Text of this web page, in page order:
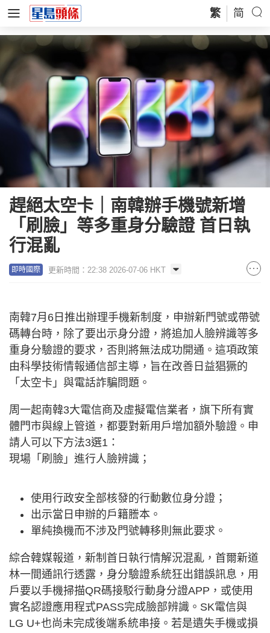
繁 简
趕絕太空卡｜南韓辦手機號新增
「刷臉」等多重身分驗證 首日執
行混亂
即時國際 更新時間：22:38 2026-07-06 HKT
南韓7月6日推出辦理手機新制度，申辦新門號或帶號
碼轉台時，除了要出示身分證，將追加人臉辨識等多
重身分驗證的要求，否則將無法成功開通。這項政策
由科學技術情報通信部主導，旨在改善日益猖獗的
「太空卡」與電話詐騙問題。
周一起南韓3大電信商及虛擬電信業者，旗下所有實
體門市與線上管道，都要對新用戶增加額外驗證。申
請人可以下方法3選1：
現場「刷臉」進行人臉辨識；
使用行政安全部核發的行動數位身分證；
出示當日申辦的戶籍謄本。
單純換機而不涉及門號轉移則無此要求。
綜合韓媒報道，新制首日執行情解況混亂，首爾新道
林一間通訊行透露，身分驗證系統狂出錯誤訊息，用
戶要以手機掃描QR碼接駁行動身分證APP，或使用
實名認證應用程式PASS完成臉部辨識。SK電信與
LG U+也尚未完成後端系統串接。若是遺失手機或損